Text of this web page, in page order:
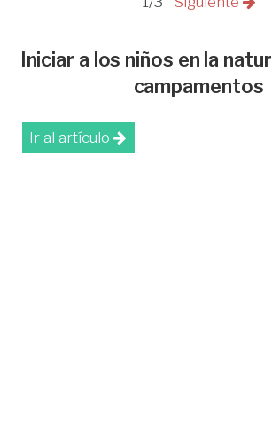
Iniciar a los niños en la
campamentos
Ir al artículo